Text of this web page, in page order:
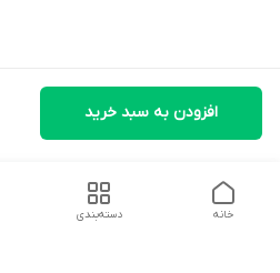
افزودن به سبد خرید
دسته‌بندی خانه